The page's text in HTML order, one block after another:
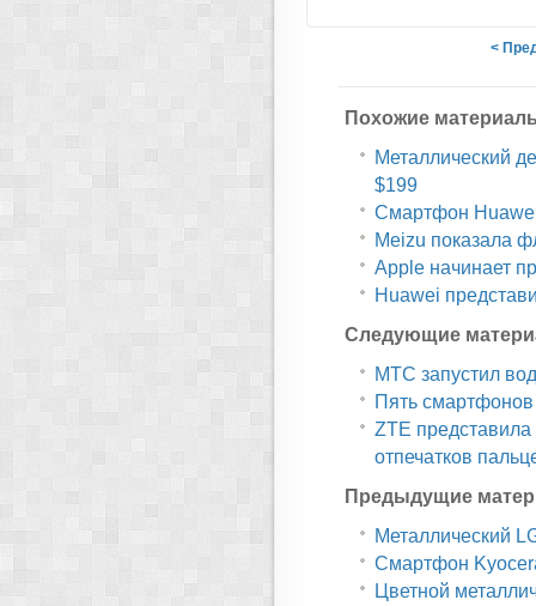
<
Похожие
Металлический
$199
Смартфон
Meizu показала
Apple начинает
Huawei
Следующие
МТС запустил
Пять смартфонов
ZTE
отпечатков
Предыдущие
Металлический
Смартфон
Цветной